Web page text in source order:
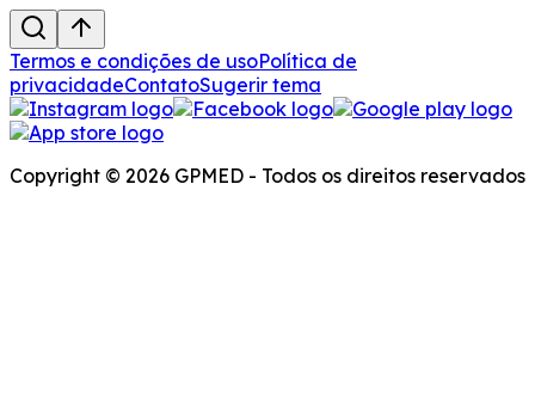
Termos e condições de usoPolítica de
privacidadeContatoSugerir tema
Copyright © 2026 GPMED - Todos os direitos reservados